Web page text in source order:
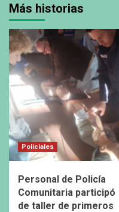
Más historias
Policiales
Personal de Policía
Comunitaria participó
de taller de primeros